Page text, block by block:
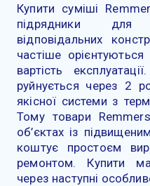
Купити суміші
підрядники для
відповідальних
частіше
вартість
руйнується через 2
якісної системи з
Тому товари
об’єктах із
коштує простоєм
ремонтом. Купити
через наступні